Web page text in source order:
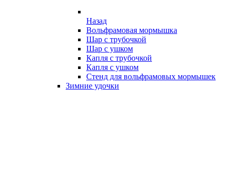
Назад
Вольфрамовая мормышка
Шар с трубочкой
Шар с ушком
Капля с трубочкой
Капля с ушком
Стенд для вольфрамовых мормышек
Зимние удочки